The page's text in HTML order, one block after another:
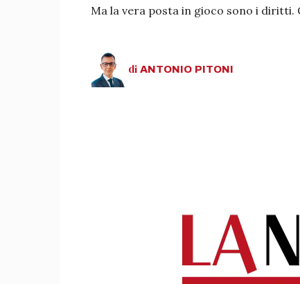
Ma la vera posta in gioco sono i diritti.
di ANTONIO PITONI